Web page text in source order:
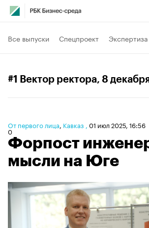
Все выпуски Спецпроект Экспертиза
#1 Вектор ректора, 8
От первого лица⁠, Кавказ , 01 июл 2025, 16:56
0
Форпост
мысли на Юге